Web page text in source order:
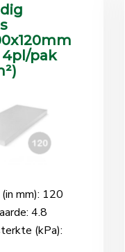
4pl/pak
mm): 120
4.8
(kPa):